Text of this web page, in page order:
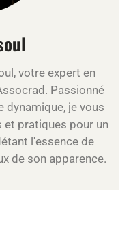
votre expert en
Passionné
dynamique, je vous
pratiques pour un
l'essence de
de son apparence.